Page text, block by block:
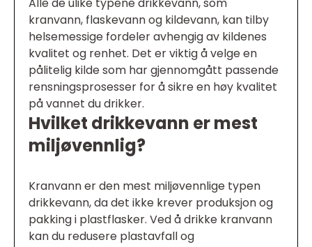
Alle de ulike typene drikkevann, som
kranvann, flaskevann og kildevann, kan tilby
helsemessige fordeler avhengig av kildenes
kvalitet og renhet. Det er viktig å velge en
pålitelig kilde som har gjennomgått passende
rensningsprosesser for å sikre en høy kvalitet
på vannet du drikker.
Hvilket drikkevann er mest
miljøvennlig?
Kranvann er den mest miljøvennlige typen
drikkevann, da det ikke krever produksjon og
pakking i plastflasker. Ved å drikke kranvann
kan du redusere plastavfall og